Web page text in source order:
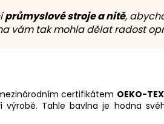
průmyslové stroje a nitě,
vám tak mohla dělat radost
certifikátem OEKO-
Tahle bavlna je hodna